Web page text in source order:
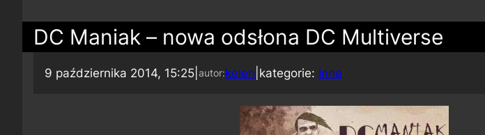
DC Maniak – nowa odsłona DC Multiverse
9 października 2014, 15:25 autor:kelen kategorie: Inne